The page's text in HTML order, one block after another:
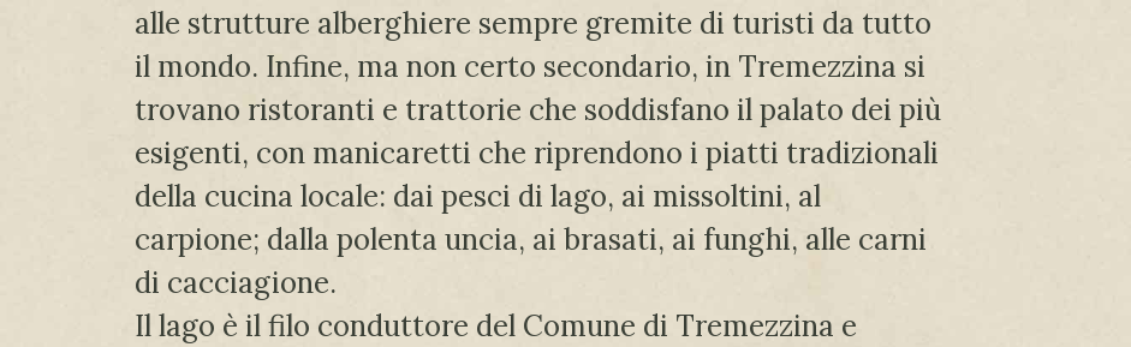
alle strutture alberghiere sempre gremite di turisti da tutto
il mondo. Infine, ma non certo secondario, in Tremezzina si
trovano ristoranti e trattorie che soddisfano il palato dei più
esigenti, con manicaretti che riprendono i piatti tradizionali
della cucina locale: dai pesci di lago, ai missoltini, al
carpione; dalla polenta uncia, ai brasati, ai funghi, alle carni
di cacciagione.
Il lago è il filo conduttore del Comune di Tremezzina e